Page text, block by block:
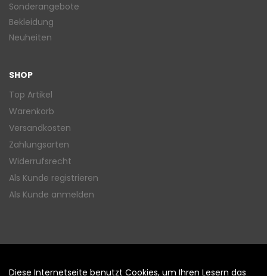
Sonderangebote
Bekleidung
Neuheiten
SHOP
Top Artikel
Warenkorb
Versandkosten
Zahlungsarten
Widerrufsrecht
Als Kunde registrieren
Als Kunde anmelden
Diese Internetseite benutzt Cookies, um Ihren Lesern das